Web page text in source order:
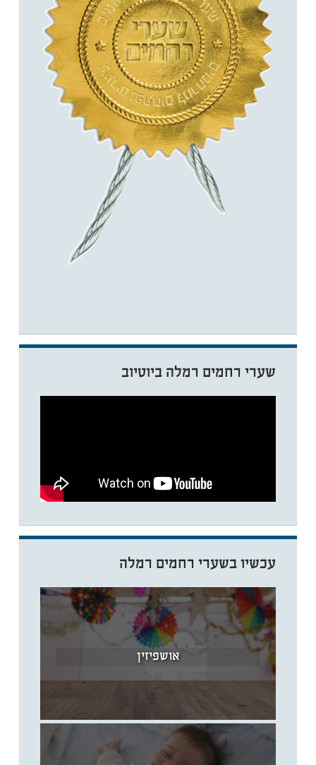
שערי רחמים רמלה ביוטיוב
עכשיו בשערי רחמים רמלה
אושפיזין